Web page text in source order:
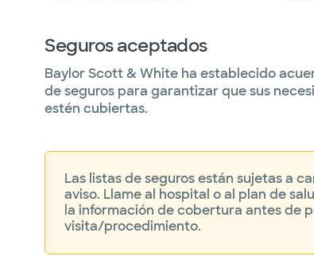
Procedimiento de reparación de la
válvula mitral
Atención cardíaca ambulatoria
Supportive palliative care
Cirugía vascular y endovascular
Seguros aceptados
Baylor Scott & White ha establecido
de seguros para garantizar que sus
estén cubiertas.
Las listas de seguros están sujetas a
aviso. Llame al hospital o al plan de
la información de cobertura antes de
visita/procedimiento.